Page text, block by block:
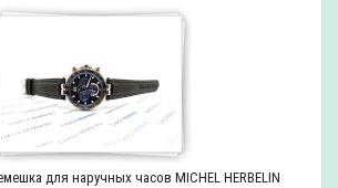
для наручных часов MICHEL HERBELIN